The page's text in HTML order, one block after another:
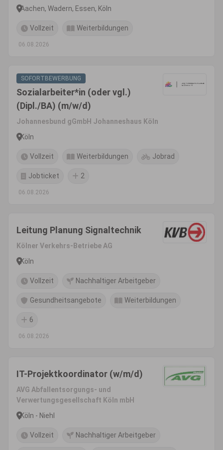
Aachen, Wadern, Essen, Köln
Vollzeit Weiterbildungen
06.08.2026
SOFORTBEWERBUNG
Sozialarbeiter*in (oder vgl.)
(Dipl./BA) (m/w/d)
Johannesbund gGmbH Johanneshaus Köln
Köln
Vollzeit Weiterbildungen Jobrad
Jobticket 2
06.08.2026
Leitung Planung Signaltechnik
Kölner Verkehrs-Betriebe AG
Köln
Vollzeit Nachhaltiger Arbeitgeber
Gesundheitsangebote Weiterbildungen
6
06.08.2026
IT-Projektkoordinator (w/m/d)
AVG Abfallentsorgungs- und
Verwertungsgesellschaft Köln mbH
Köln - Niehl
Vollzeit Nachhaltiger Arbeitgeber